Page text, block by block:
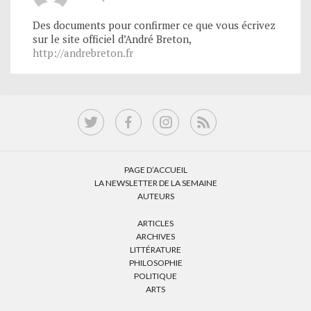
Des documents pour confirmer ce que vous écrivez
sur le site officiel d’André Breton,
http://andrebreton.fr
PAGE D’ACCUEIL
LA NEWSLETTER DE LA SEMAINE
AUTEURS
ARTICLES
ARCHIVES
LITTÉRATURE
PHILOSOPHIE
POLITIQUE
ARTS